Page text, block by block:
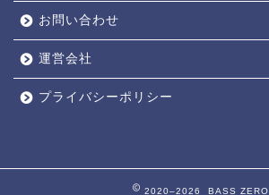
お問い合わせ
運営会社
プライバシーポリシー
2020–2026 BASS ZERO